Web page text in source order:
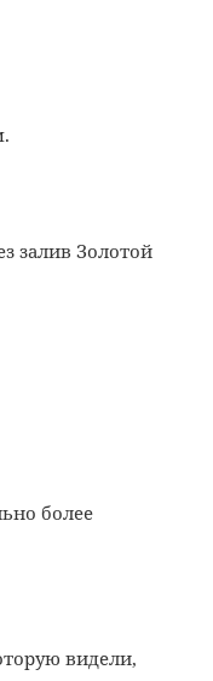
залив Золотой
более
видели,